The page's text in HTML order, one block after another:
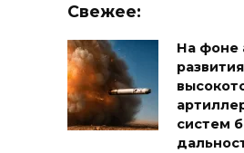
Свежее:
На фоне
развития
систем